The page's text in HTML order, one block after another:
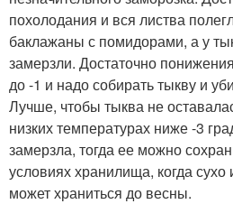
похолодания и вся листва
баклажаны с помидорами, а у
замерзли. Достаточно
до -1 и надо собирать тыкву и
Лучше, чтобы тыква не
низких температурах ниже -3
замерзла, тогда ее можно
условиях хранилища, когда
может храниться до весны.